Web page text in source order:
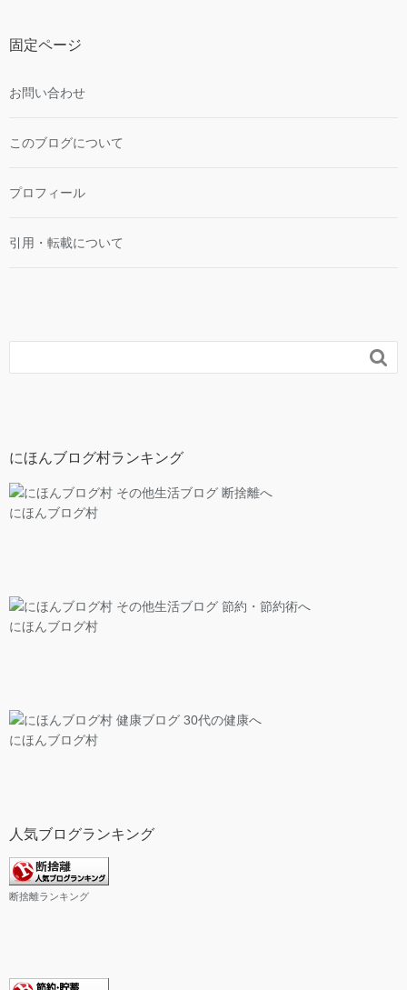
固定ページ
お問い合わせ
このブログについて
プロフィール
引用・転載について

にほんブログ村ランキング
にほんブログ村
にほんブログ村
にほんブログ村
人気ブログランキング
断捨離ランキング